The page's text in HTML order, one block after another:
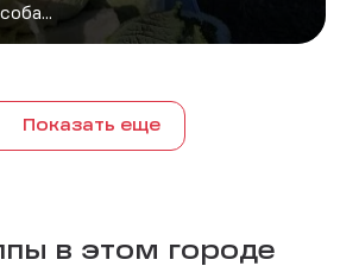
Показать еще
в этом городе